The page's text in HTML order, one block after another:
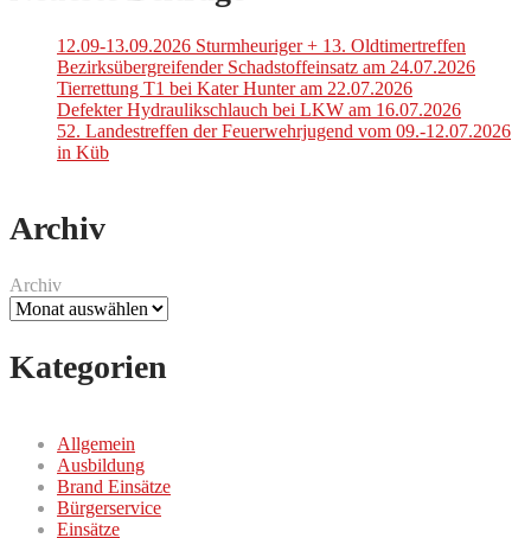
12.09-13.09.2026 Sturmheuriger + 13. Oldtimertreffen
Bezirksübergreifender Schadstoffeinsatz am 24.07.2026
Tierrettung T1 bei Kater Hunter am 22.07.2026
Defekter Hydraulikschlauch bei LKW am 16.07.2026
52. Landestreffen der Feuerwehrjugend vom 09.-12.07.2026
in Küb
Archiv
Archiv
Kategorien
Allgemein
Ausbildung
Brand Einsätze
Bürgerservice
Einsätze